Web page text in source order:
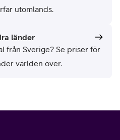
utomlands.
länder
från Sverige? Se priser för
världen över.